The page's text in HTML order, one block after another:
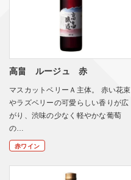
高畠 ルージュ 赤
マスカットベリーＡ主体。 赤い花束
やラズベリーの可愛らしい香りが広
がり、渋味の少なく軽やかな葡萄
の…
赤ワイン